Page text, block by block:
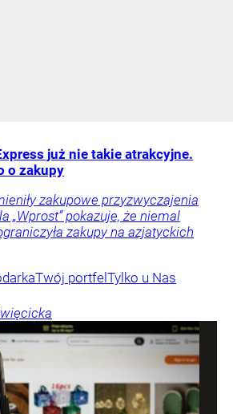
już nie takie atrakcyjne.
o zakupy
zakupowe przyzwyczajenia
„Wprost” pokazuje, że niemal
zakupy na azjatyckich
Twój portfel Tylko u Nas